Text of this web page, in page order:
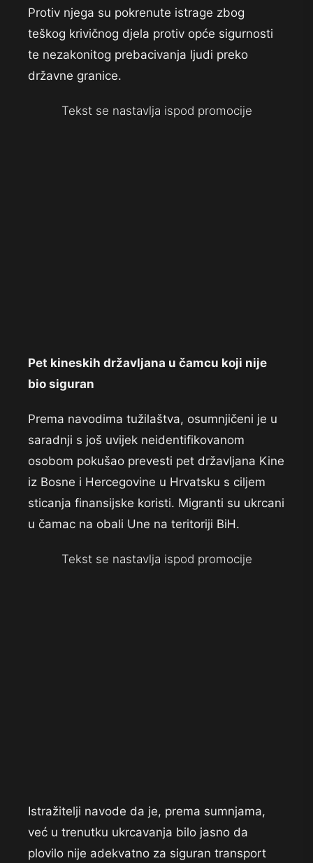
Protiv njega su pokrenute istrage zbog
teškog krivičnog djela protiv opće sigurnosti
te nezakonitog prebacivanja ljudi preko
državne granice.
Tekst se nastavlja ispod promocije
Pet kineskih državljana u čamcu koji nije
bio siguran
Prema navodima tužilaštva, osumnjičeni je u
saradnji s još uvijek neidentifikovanom
osobom pokušao prevesti pet državljana Kine
iz Bosne i Hercegovine u Hrvatsku s ciljem
sticanja finansijske koristi. Migranti su ukrcani
u čamac na obali Une na teritoriji BiH.
Tekst se nastavlja ispod promocije
Istražitelji navode da je, prema sumnjama,
već u trenutku ukrcavanja bilo jasno da
plovilo nije adekvatno za siguran transport